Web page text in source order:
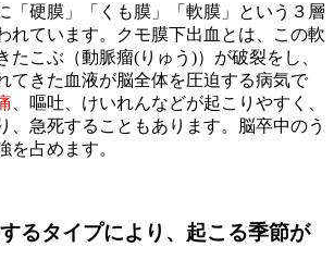
「硬膜」「くも膜」「軟膜」という３層
れています。クモ膜下出血とは、この軟
たこぶ（動脈瘤(りゅう)）が破裂をし、
てきた血液が脳全体を圧迫する病気で
、嘔吐、けいれんなどが起こりやすく、
、急死することもあります。脳卒中のう
を占めます。
るタイプにより、起こる季節が